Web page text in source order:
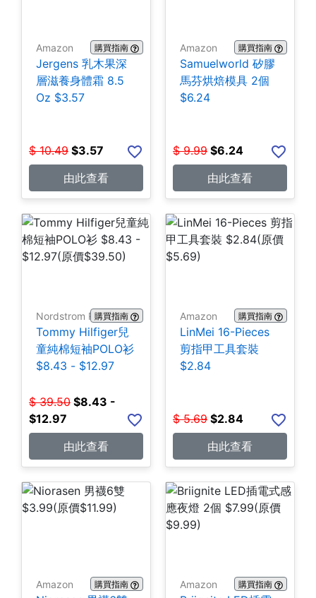
Amazon 購買指南
Jergens 乳木果深
層滋養身體霜 8.5
Oz $3.57
$ 10.49 $3.57
由此查看
Amazon 購買指南
Samuelworld 矽膠
馬芬烘焙模具 2個
$6.24
$ 9.99 $6.24
由此查看
Nordstrom Rack購買指南
Tommy Hilfiger兒
童純棉短袖POLO衫
$8.43 - $12.97
$ 39.50 $8.43 -
$12.97
由此查看
Amazon 購買指南
LinMei 16-Pieces
剪指甲工具套裝
$2.84
$ 5.69 $2.84
由此查看
Amazon 購買指南 Amazon 購買指南